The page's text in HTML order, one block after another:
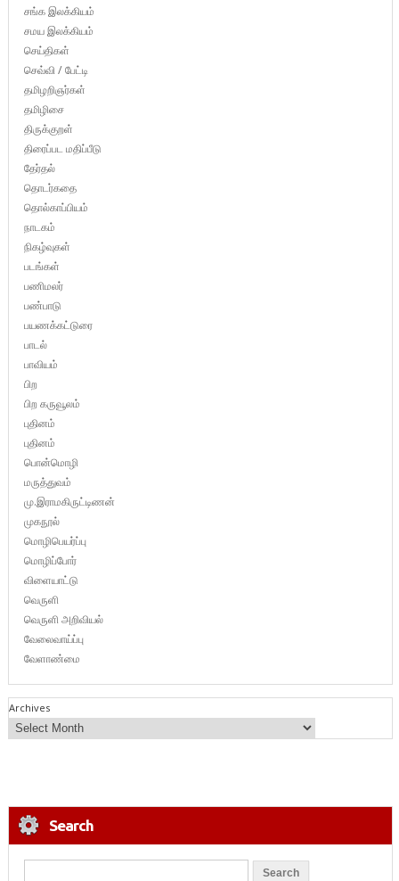
சங்க இலக்கியம்
சமய இலக்கியம்
செய்திகள்
செவ்வி / பேட்டி
தமிழறிஞர்கள்
தமிழிசை
திருக்குறள்
திரைப்பட மதிப்பீடு
தேர்தல்
தொடர்கதை
தொல்காப்பியம்
நாடகம்
நிகழ்வுகள்
படங்கள்
பணிமலர்
பண்பாடு
பயணக்கட்டுரை
பாடல்
பாவியம்
பிற
பிற கருவூலம்
புதினம்
புதினம்
பொன்மொழி
மருத்துவம்
மு.இராமகிருட்டிணன்
முகநூல்
மொழிபெயர்ப்பு
மொழிப்போர்
விளையாட்டு
வெருளி
வெருளி அறிவியல்
வேலைவாய்ப்பு
வேளாண்மை
Archives
Search